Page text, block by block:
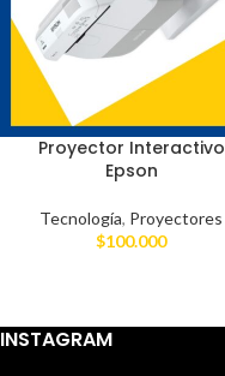
Proyector Interactivo
Epson
Tecnología, Proyectores
$100.000
INSTAGRAM